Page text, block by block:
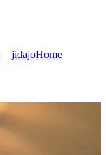
jidajoHome